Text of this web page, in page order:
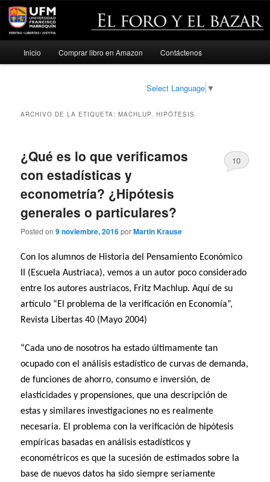
Ir
Ir
Inicio Comprar libro en Amazon Contáctenos
Select Language ▼
ARCHIVO DE LA ETIQUETA:MACHLUP. HIPÓTESIS
¿Qué es lo que verificamos
con estadísticas y
econometría? ¿Hipótesis
generales o particulares?
Posted on9 noviembre, 2016porMartin Krause
10
Con los alumnos de Historia del Pensamiento Económico
II (Escuela Austriaca), vemos a un autor poco considerado
entre los autores austriacos, Fritz Machlup. Aquí de su
artículo “El problema de la verificación en Economía”,
Revista Libertas 40 (Mayo 2004)
“Cada uno de nosotros ha estado últimamente tan
ocupado con el análisis estadístico de curvas de demanda,
de funciones de ahorro, consumo e inversión, de
elasticidades y propensiones, que una descripción de
estas y similares investigaciones no es realmente
necesaria. El problema con la verificación de hipótesis
empíricas basadas en análisis estadísticos y
econométricos es que la sucesión de estimados sobre la
base de nuevos datos ha sido siempre seriamente